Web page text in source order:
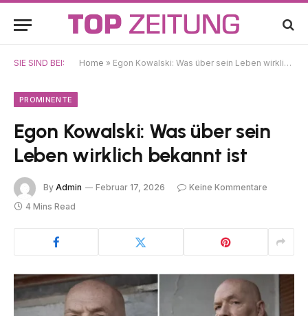
SIE SIND BEI: Home » Egon Kowalski: Was über sein Leben wirklich bekannt ist
PROMINENTE
Egon Kowalski: Was über sein
Leben wirklich bekannt ist
By Admin Februar 17, 2026
Keine Kommentare
4 Mins Read